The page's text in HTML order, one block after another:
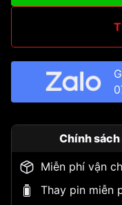
Chính
Miễn phí vận
Thay pin miễn